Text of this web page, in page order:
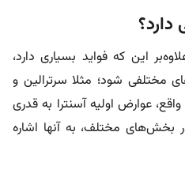
دارد؟
این که فواید بسیاری دارد،
مختلفی شود؛ مثلا سرترالین و
عوارض اولیه آسنترا به قدری
بخش‌های مختلف، به آنها اشاره